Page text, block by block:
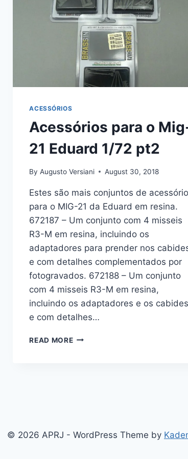
ACESSÓRIOS
Acessórios para o
21 Eduard 1/72 pt2
By Augusto Versiani August 30, 2018
Estes são mais conjuntos de
para o MIG-21 da Eduard em resina.
672187 – Um conjunto com 4 misseis
R3-M em resina, incluindo os
adaptadores para prender nos
e com detalhes complementados por
fotogravados. 672188 – Um conjunto
com 4 misseis R3-M em resina,
incluindo os adaptadores e os cabides
e com detalhes…
READ MOREACESSÓRIOS
© 2026 APRJ - WordPress Theme by